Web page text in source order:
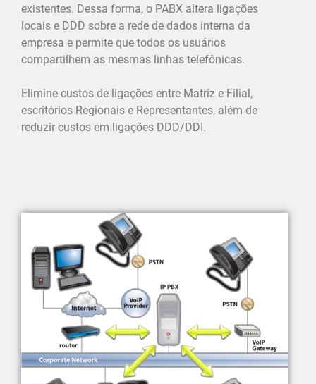
existentes. Dessa forma, o PABX altera ligações
locais e DDD sobre a rede de dados interna da
empresa e permite que todos os usuários
compartilhem as mesmas linhas telefônicas.
Elimine custos de ligações entre Matriz e Filial,
escritórios Regionais e Representantes, além de
reduzir custos em ligações DDD/DDI.